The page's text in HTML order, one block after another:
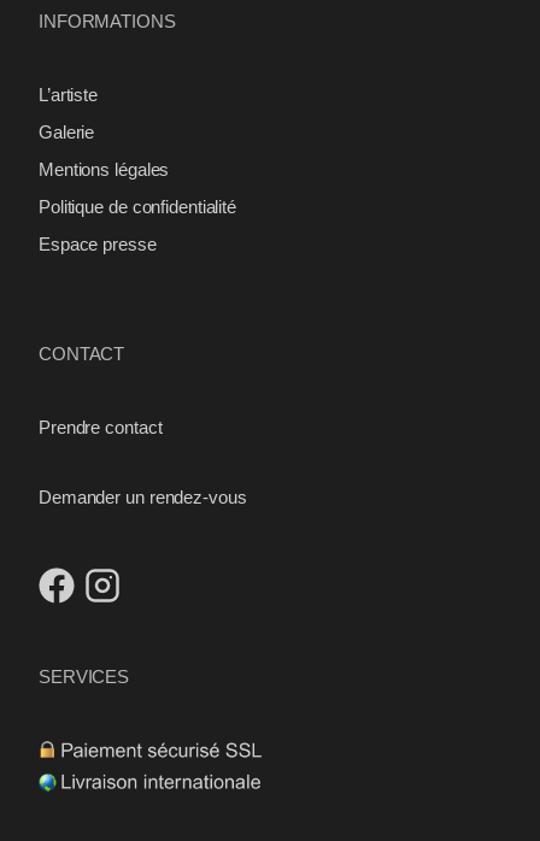
INFORMATIONS
L’artiste
Galerie
Mentions légales
Politique de confidentialité
Espace presse
CONTACT
Prendre contact
Demander un rendez-vous
SERVICES